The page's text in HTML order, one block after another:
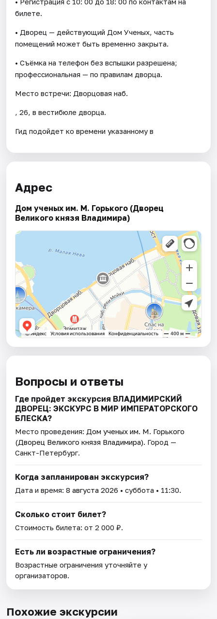
билете.
• Дворец — действующий Дом Ученых, часть
помещений может быть временно закрыта.
• Съёмка на телефон без вспышки разрешена;
профессиональная — по правилам дворца.
Место встречи: Дворцовая наб.
, 26, в вестибюле дворца.
Гид подойдет ко времени указанному в
Адрес
Дом ученых им. М. Горького (Дворец
Великого князя Владимира)
Вопросы и ответы
Где пройдет экскурсия ВЛАДИМИРСКИЙ
ДВОРЕЦ: ЭКСКУРС В МИР ИМПЕРАТОРСКОГО
БЛЕСКА?
Место проведения: Дом ученых им. М. Горького
(Дворец Великого князя Владимира). Город —
Санкт-Петербург.
Когда запланирован экскурсия?
Дата и время:8 августа 2026 • суббота • 11:30.
Сколько стоит билет?
Стоимость билета: от 2 000 ₽.
Есть ли возрастные ограничения?
Возрастные ограничения уточняйте у
организаторов.
Похожие экскурсии